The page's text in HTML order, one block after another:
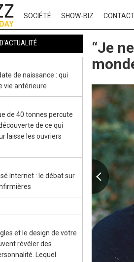
SOCIÉTÉ SHOW-BIZ
“Je
de naissance : qui
vie antérieure
de 40 tonnes percute
de ce qui
laisse les ouvriers
Internet : le débat sur
et le design de votre
révéler des
Lequel